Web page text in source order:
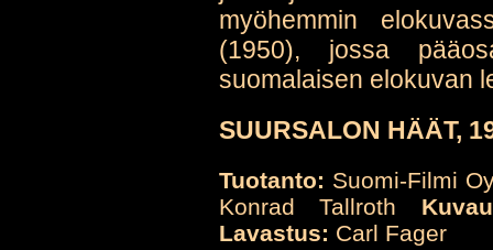
myöhemmin
(1950), jossa
suomalaisen elokuvan
SUURSALON HÄÄT,
Tuotanto: Suomi-Filmi
Konrad Tallroth
Lavastus: Carl Fager